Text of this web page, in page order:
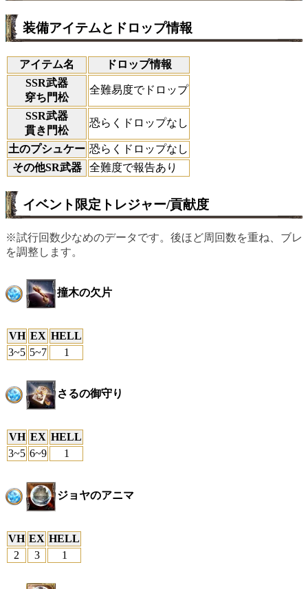
装備アイテムとドロップ情報
アイテム名
ドロップ情報
SSR武器
穿ち門松
全難易度でドロップ
SSR武器
貫き門松
恐らくドロップなし
土のプシュケー 恐らくドロップなし
その他SR武器
全難度で報告あり
イベント限定トレジャー/貢献度
※試行回数少なめのデータです。後ほど周回数を重ね、ブレ
を調整します。
撞木の欠片
VH EX HELL
3~5 5~7 1
さるの御守り
VH EX HELL
3~5 6~9 1
ジョヤのアニマ
VH EX HELL
2
3 1